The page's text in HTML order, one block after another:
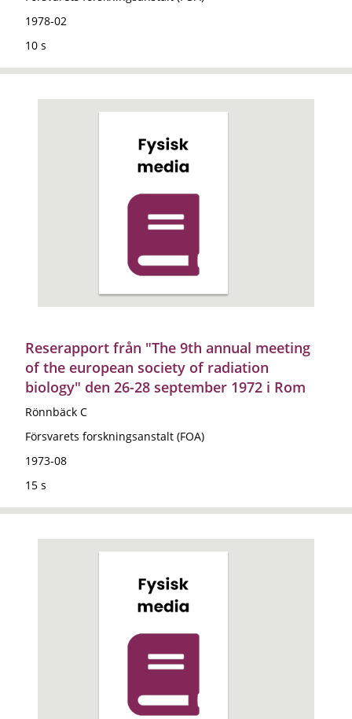
1978-02
10 s
Reserapport från "The 9th annual meeting
of the european society of radiation
biology" den 26-28 september 1972 i Rom
Rönnbäck C
Försvarets forskningsanstalt (FOA)
1973-08
15 s